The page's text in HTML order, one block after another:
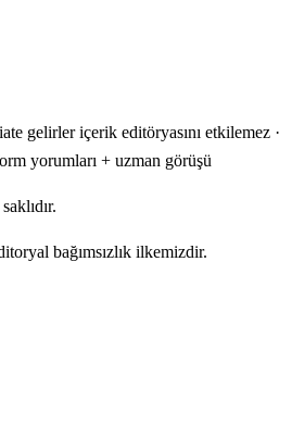
gelirler içerik editöryasını etkilemez ·
yorumları + uzman görüşü
bağımsızlık ilkemizdir.